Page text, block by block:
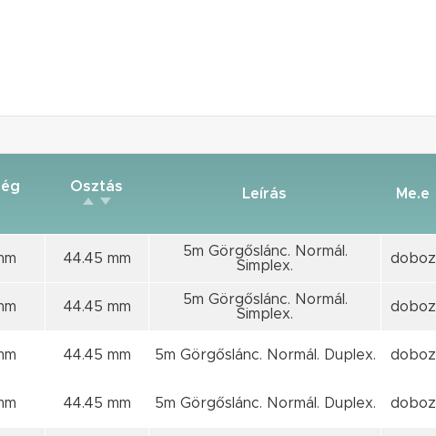
Osztás Leírás Me.e
44.45 mm
5m Görgőslánc. Normál.
Simplex.
doboz
44.45 mm
5m Görgőslánc. Normál.
Simplex.
doboz
44.45 mm 5m Görgőslánc. Normál. Duplex. doboz
44.45 mm 5m Görgőslánc. Normál. Duplex. doboz